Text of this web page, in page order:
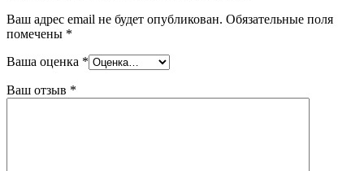
Ваш адрес email не будет опубликован. Обязательные поля
помечены *
Ваша оценка *
Ваш отзыв *